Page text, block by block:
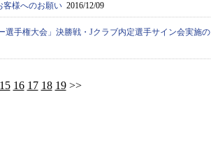
客様へのお願い 2016/12/09
選手権大会」決勝戦・Jクラブ内定選手サイン会実施の
15 16 17 18 19>>